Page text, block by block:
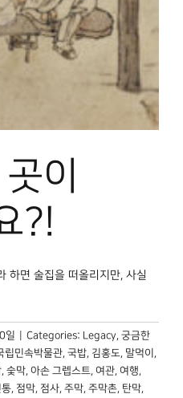
이
?!
하면 술집을 떠올리지만, 사실
일 Categories: Legacy, 궁금한
립민속박물관, 국밥, 김홍도, 말먹이 ,
, 숯막, 아손 그렙스트, 여관, 여행,
통, 점막, 점사, 주막, 주막촌, 탄막,